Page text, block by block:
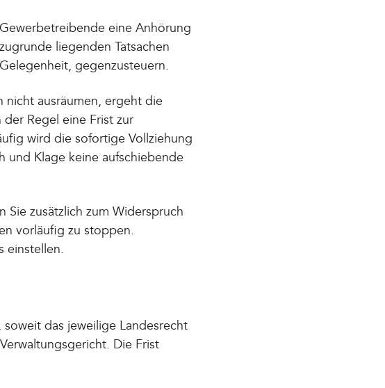
eine Anhörung
liegenden Tatsachen
gegenzusteuern.
ausräumen, ergeht die
Regel eine Frist zur
wird die sofortige Vollziehung
und Klage keine aufschiebende
zusätzlich zum Widerspruch
vorläufig zu stoppen.
einstellen.
das jeweilige Landesrecht
Die Frist